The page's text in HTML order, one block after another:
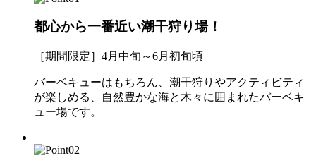
都心から一番近い潮干狩り場！
［期間限定］4月中旬～6月初旬頃
バーベキューはもちろん、潮干狩りやアクティビティ
が楽しめる、自然豊かな海と木々に囲まれたバーベキ
ュー場です。